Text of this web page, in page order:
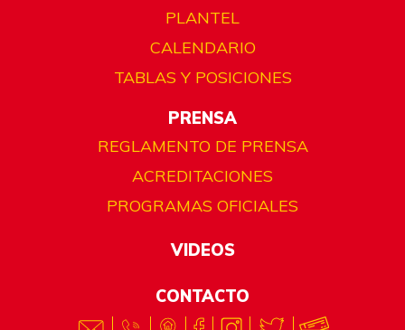
PLANTEL
CALENDARIO
TABLAS Y POSICIONES
PRENSA
REGLAMENTO DE PRENSA
ACREDITACIONES
PROGRAMAS OFICIALES
VIDEOS
CONTACTO